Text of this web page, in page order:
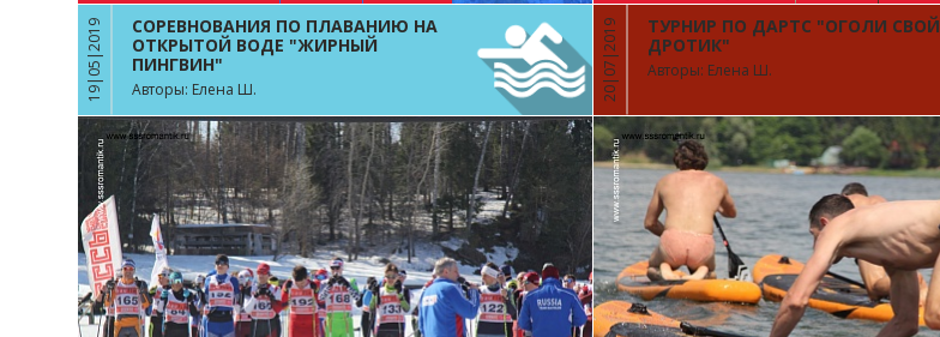
19|05|2019
СОРЕВНОВАНИЯ ПО ПЛАВАНИЮ НА
ОТКРЫТОЙ ВОДЕ "ЖИРНЫЙ
ПИНГВИН"
Авторы: Елена Ш. 20|07|2019
ТУРНИР ПО ДАРТС "ОГОЛИ СВОЙ
ДРОТИК"
Авторы: Елена Ш.